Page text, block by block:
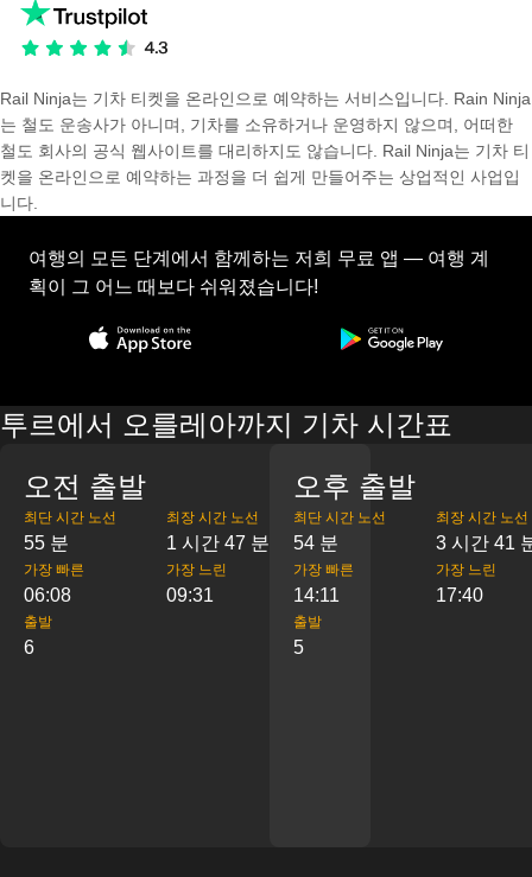
Rail Ninja는 기차 티켓을 온라인으로 예약하는 서비스입니다. Rain Ninja
는 철도 운송사가 아니며, 기차를 소유하거나 운영하지 않으며, 어떠한
철도 회사의 공식 웹사이트를 대리하지도 않습니다. Rail Ninja는 기차 티
켓을 온라인으로 예약하는 과정을 더 쉽게 만들어주는 상업적인 사업입
니다.
여행의 모든 단계에서 함께하는 저희 무료 앱 — 여행 계
획이 그 어느 때보다 쉬워졌습니다!
투르에서 오를레아까지 기차 시간표
오전 출발
최단 시간 노선
55 분
최장 시간 노선
1 시간 47 분
가장 빠른
06:08
가장 느린
09:31
출발
6
오후 출발
최단 시간 노선
54 분
최장 시간 노선
3 시간 41
가장 빠른
14:11
가장 느린
17:40
출발
5